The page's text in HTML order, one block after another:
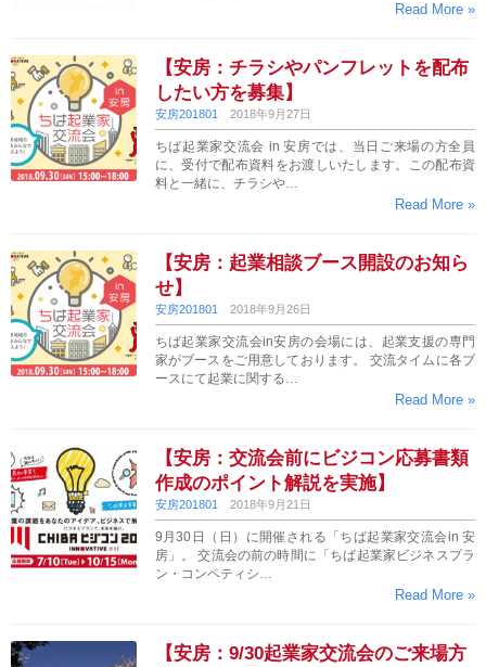
Read More »
【安房：チラシやパンフレットを配布
したい方を募集】
安房201801 2018年9月27日
ちば起業家交流会 in 安房では、当日ご来場の方全員
に、受付で配布資料をお渡しいたします。この配布資
料と一緒に、チラシや…
Read More »
【安房：起業相談ブース開設のお知ら
せ】
安房201801 2018年9月26日
ちば起業家交流会in安房の会場には、起業支援の専門
家がブースをご用意しております。 交流タイムに各ブ
ースにて起業に関する…
Read More »
【安房：交流会前にビジコン応募書類
作成のポイント解説を実施】
安房201801 2018年9月21日
9月30日（日）に開催される「ちば起業家交流会in 安
房」。 交流会の前の時間に「ちば起業家ビジネスプラ
ン・コンペティシ…
Read More »
【安房：9/30起業家交流会のご来場方